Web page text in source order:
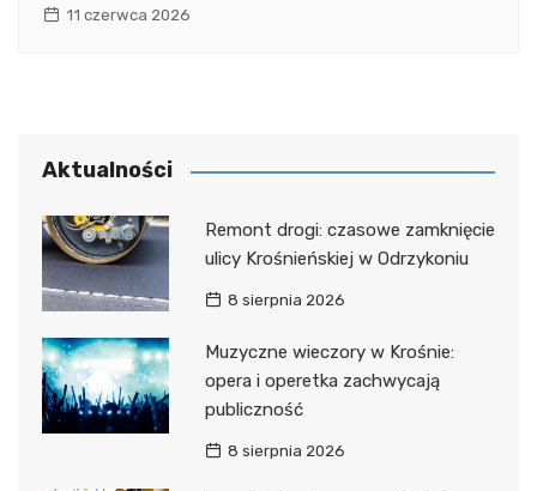
11 czerwca 2026
Aktualności
Remont drogi: czasowe zamknięcie
ulicy Krośnieńskiej w Odrzykoniu
8 sierpnia 2026
Muzyczne wieczory w Krośnie:
opera i operetka zachwycają
publiczność
8 sierpnia 2026